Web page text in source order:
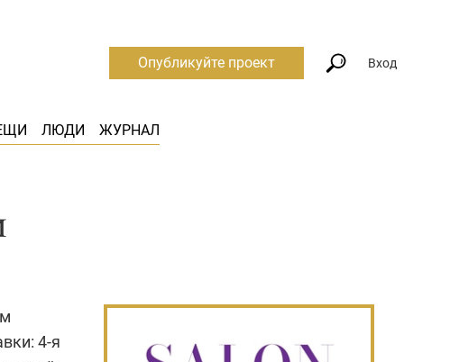
ЛЮДИ ЖУРНАЛ
Опубликуйте проект Вход
4-я